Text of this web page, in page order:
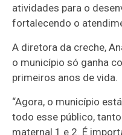
atividades para o
fortalecendo o
A diretora da creche,
o município só ganha
primeiros anos de vida.
“Agora, o município
todo esse público,
maternal 1 e 2. É